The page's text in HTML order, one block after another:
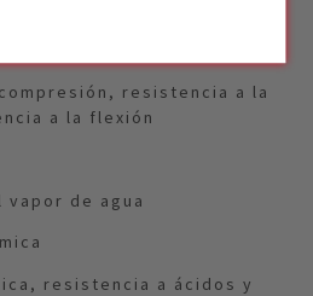
resistencia a la
a la flexión
de agua
resistencia a ácidos y